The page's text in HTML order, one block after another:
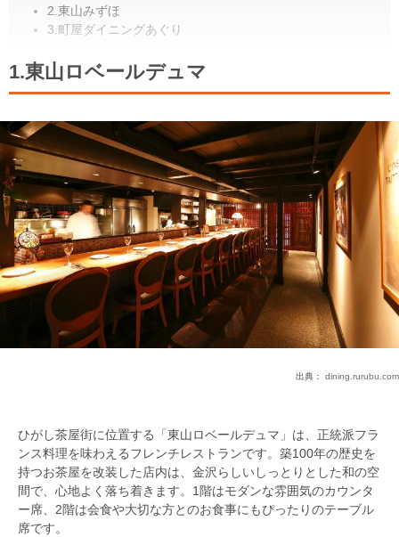
2.東山みずほ
3.町屋ダイニングあぐり
1.東山ロベールデュマ
出典： dining.rurubu.com
ひがし茶屋街に位置する「東山ロベールデュマ」は、正統派フラ
ンス料理を味わえるフレンチレストランです。築100年の歴史を
持つお茶屋を改装した店内は、金沢らしいしっとりとした和の空
間で、心地よく落ち着きます。1階はモダンな雰囲気のカウンタ
ー席、2階は会食や大切な方とのお食事にもぴったりのテーブル
席です。